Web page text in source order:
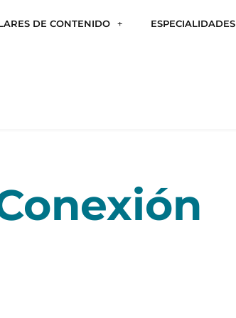
DE CONTENIDO ESPECIALIDADES